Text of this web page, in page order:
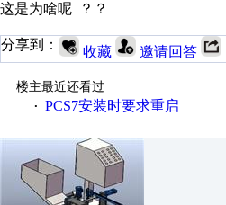
这是为啥呢 ？？
分享到： 收藏 邀请回答
楼主最近还看过
· PCS7安装时要求重启